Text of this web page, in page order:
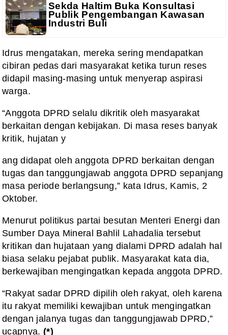
Sekda Haltim Buka Konsultasi
Publik Pengembangan Kawasan
Industri Buli
Idrus mengatakan, mereka sering mendapatkan
cibiran pedas dari masyarakat ketika turun reses
didapil masing-masing untuk menyerap aspirasi
warga.
“Anggota DPRD selalu dikritik oleh masyarakat
berkaitan dengan kebijakan. Di masa reses banyak
kritik, hujatan y
ang didapat oleh anggota DPRD berkaitan dengan
tugas dan tanggungjawab anggota DPRD sepanjang
masa periode berlangsung,” kata Idrus, Kamis, 2
Oktober.
Menurut politikus partai besutan Menteri Energi dan
Sumber Daya Mineral Bahlil Lahadalia tersebut
kritikan dan hujataan yang dialami DPRD adalah hal
biasa selaku pejabat publik. Masyarakat kata dia,
berkewajiban mengingatkan kepada anggota DPRD.
“Rakyat sadar DPRD dipilih oleh rakyat, oleh karena
itu rakyat memiliki kewajiban untuk mengingatkan
dengan jalanya tugas dan tanggungjawab DPRD,”
ucapnya. (*)